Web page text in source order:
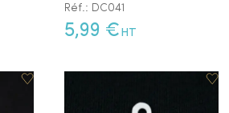
Réf.: DC041
5,99 € HT